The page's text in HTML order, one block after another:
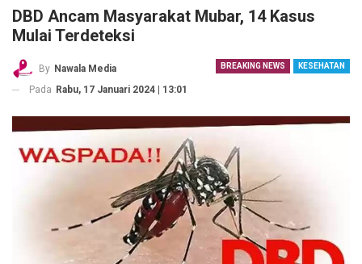
DBD Ancam Masyarakat Mubar, 14 Kasus
Mulai Terdeteksi
BREAKING NEWS KESEHATAN
By Nawala Media
Pada Rabu, 17 Januari 2024 | 13:01